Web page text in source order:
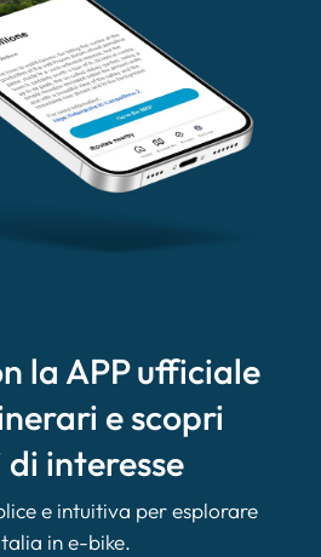
la APP ufficiale
e scopri
interesse
e intuitiva per esplorare
in e-bike.